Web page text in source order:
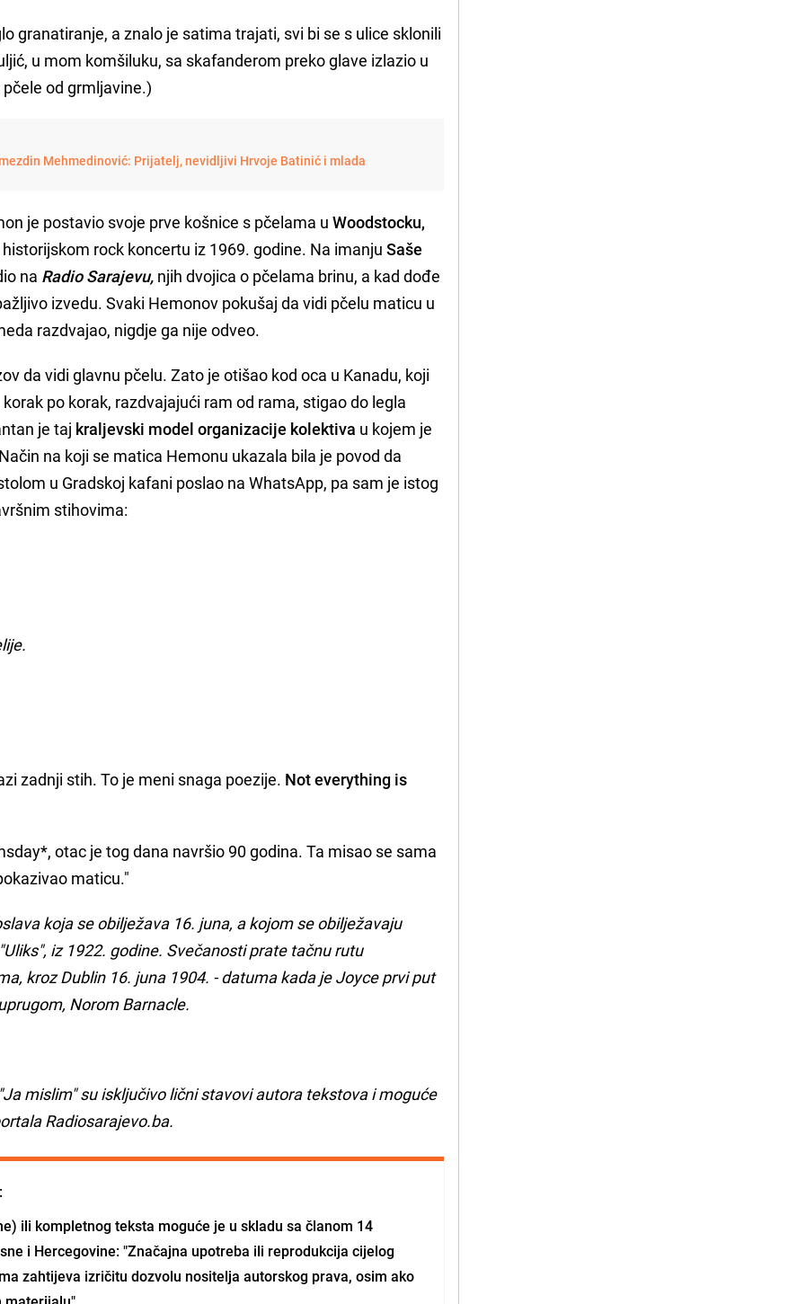
granatiranje, a znalo je satima trajati, svi bi se s ulice sklonili
u mom komšiluku, sa skafanderom preko glave izlazio u
od grmljavine.)
Mehmedinović: Prijatelj, nevidljivi Hrvoje Batinić i mlada
je postavio svoje prve košnice s pčelama uWoodstocku,
rock koncertu iz 1969. godine. Na imanjuSaše
na Radio Sarajevu, njih dvojica o pčelama brinu, a kad dođe
izvedu. Svaki Hemonov pokušaj da vidi pčelu maticu u
razdvajao, nigdje ga nije odveo.
da vidi glavnu pčelu. Zato je otišao kod oca u Kanadu, koji
po korak, razdvajajući ram od rama, stigao do legla
je taj kraljevski model organizacije kolektiva u kojem je
na koji se matica Hemonu ukazala bila je povod da
u Gradskoj kafani poslao na WhatsApp, pa sam je istog
stihovima:
zadnji stih. To je meni snaga poezije. Not everything is
otac je tog dana navršio 90 godina. Ta misao se sama
maticu."
koja se obilježava 16. juna, a kojom se obilježavaju
iz 1922. godine. Svečanosti prate tačnu rutu
kroz Dublin 16. juna 1904. - datuma kada je Joyce prvi put
Norom Barnacle.
mislim" su isključivo lični stavovi autora tekstova i moguće
Radiosarajevo.ba.
ili kompletnog teksta moguće je u skladu sa članom 14
i Hercegovine: "Značajna upotreba ili reprodukcija cijelog
zahtijeva izričitu dozvolu nositelja autorskog prava, osim ako